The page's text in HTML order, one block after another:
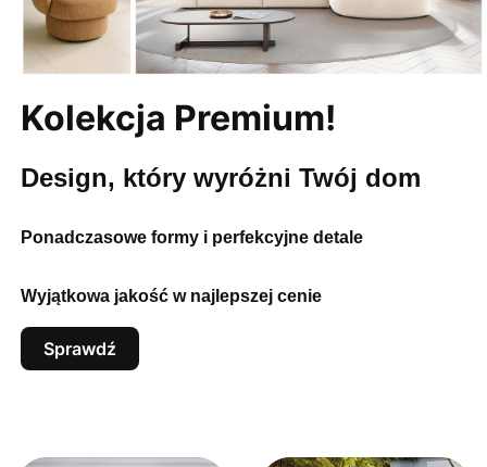
Kolekcja Premium!
Design, który wyróżni Twój dom
Ponadczasowe formy i perfekcyjne detale
Wyjątkowa jakość w najlepszej cenie
Sprawdź